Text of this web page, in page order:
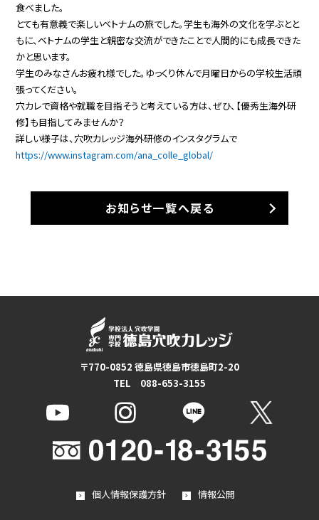
食べました。
とても有意義で楽しいベトナムの旅でした。学生も海外の文化を学ぶとと
もに、ベトナムの学生と親密な交流ができたことで人間的にも成長できた
かと思います。
学生のみなさんお疲れ様でした。ゆっくり休んで月曜日からの学校生活頑
張ってください。
穴カレで資格や就職を目指そうと考えている方は、ぜひ、【優秀生海外研
修】も目指してみませんか？
詳しい様子は、穴吹カレッジ海外研修のインスタグラムで
https://www.instagram.com/ana_colle_global/
お知らせ一覧へ戻る
〒770-0852 徳島県徳島市徳島町2-20
TEL 088-653-3155
個人情報保護方針 情報公開